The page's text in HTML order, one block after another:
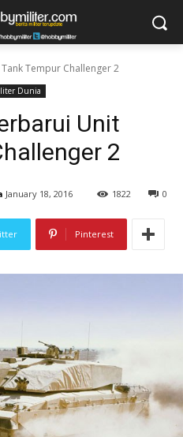
Tempur Challenger 2
Dunia
Unit
2
January 18, 2016 0
1822
Pinterest